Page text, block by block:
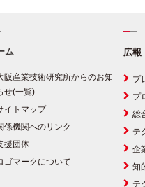
ム
阪産業技術研究所からのお知
せ(一覧)
イトマップ
係機関へのリンク
援団体
ゴマークについて
広報
プ
プ
総
テ
企
知
テ